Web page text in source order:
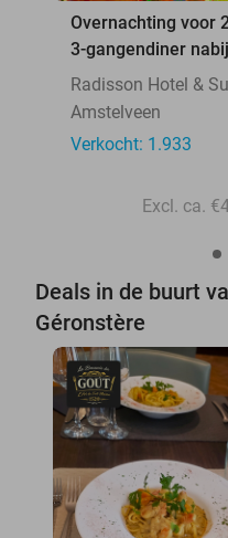
Overnachting voor
3-gangendiner
Amstelveen
Verkocht: 1.933
Excl. ca.
Deals in de buurt
Géronstère